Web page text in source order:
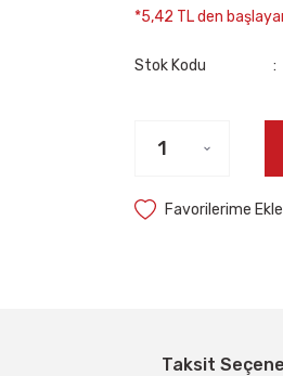
*5,42 TL den
Stok Kodu
Taksit